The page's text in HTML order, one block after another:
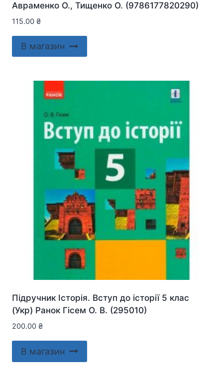
Авраменко О., Тищенко О. (9786177820290)
115.00 ₴
В магазин
Підручник Історія. Вступ до історії 5 клас
(Укр) Ранок Гісем О. В. (295010)
200.00 ₴
В магазин